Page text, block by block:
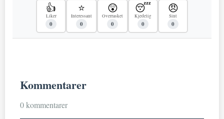
👍
Liker
0
⭐
Interessant
0
😲
Overrasket
0
😴
Kjedelig
0
😠
Sint
0
Kommentarer
0 kommentarer